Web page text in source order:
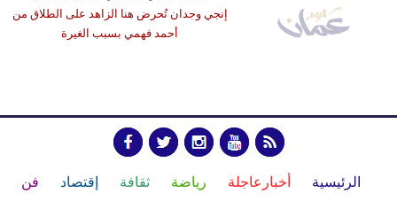
إنجي وجدان تُحرض هنا الزاهد على الطلاق من
أحمد فهمي بسبب الغيرة
الرئيسية أخبارعاجلة رياضة ثقافة إقتصاد فن